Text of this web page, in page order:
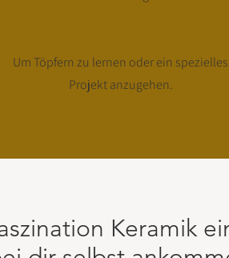
Um Töpfern zu lernen oder ein spezielles
Projekt anzugehen.
Keramik